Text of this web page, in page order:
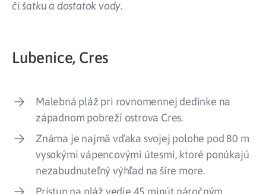
či šatku a dostatok vody.
Lubenice, Cres
Malebná pláž pri rovnomennej dedinke na
západnom pobreží ostrova Cres.
Známa je najmä vďaka svojej polohe pod 80 m
vysokými vápencovými útesmi, ktoré ponúkajú
nezabudnuteľný výhľad na šíre more.
Prístup na pláž vedie 45 minút náročným